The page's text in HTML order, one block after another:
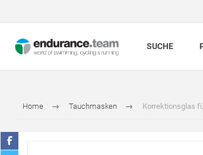
SUCHE
Home Tauchmasken Korrektionsglas